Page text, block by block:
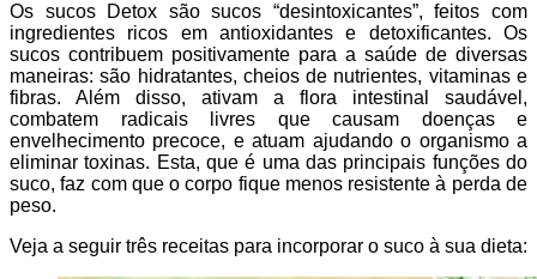
Os sucos Detox são sucos “desintoxicantes”, feitos com
ingredientes ricos em antioxidantes e detoxificantes. Os
sucos contribuem positivamente para a saúde de diversas
maneiras: são hidratantes, cheios de nutrientes, vitaminas e
fibras. Além disso, ativam a flora intestinal saudável,
combatem radicais livres que causam doenças e
envelhecimento precoce, e atuam ajudando o organismo a
eliminar toxinas. Esta, que é uma das principais funções do
suco, faz com que o corpo fique menos resistente à perda de
peso.
Veja a seguir três receitas para incorporar o suco à sua dieta: